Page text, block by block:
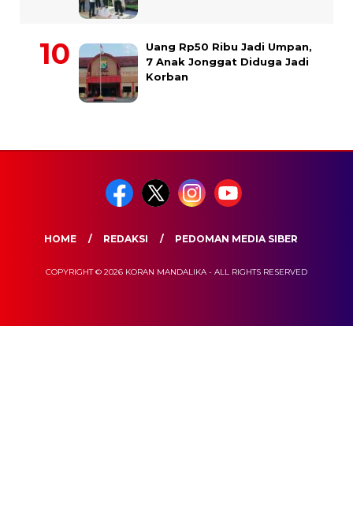
Uang Rp50 Ribu Jadi Umpan,
7 Anak Jonggat Diduga Jadi
Korban
HOME REDAKSI PEDOMAN MEDIA SIBER
COPYRIGHT © 2026 KORAN MANDALIKA - ALL RIGHTS RESERVED